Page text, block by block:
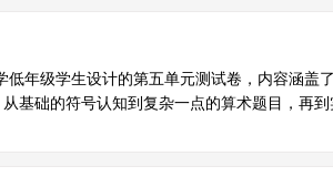
低年级学生设计的第五单元测试卷，内容涵盖
基础的符号认知到复杂一点的算术题目，再